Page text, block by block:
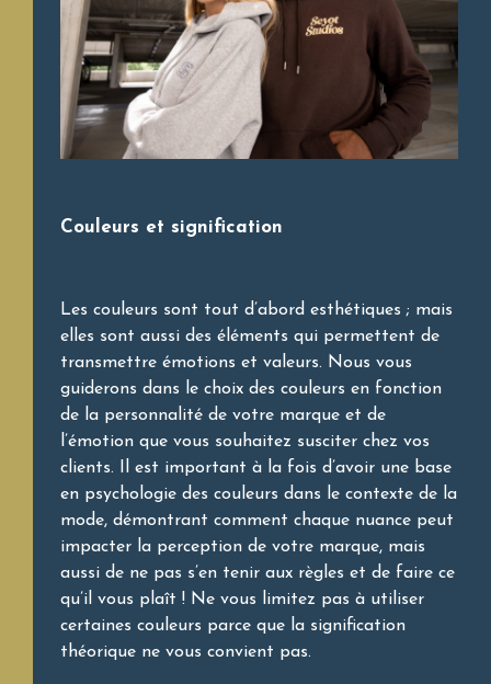
Couleurs et signification
Les couleurs sont tout d’abord esthétiques ; mais
elles sont aussi des éléments qui permettent de
transmettre émotions et valeurs. Nous vous
guiderons dans le choix des couleurs en fonction
de la personnalité de votre marque et de
l’émotion que vous souhaitez susciter chez vos
clients. Il est important à la fois d’avoir une base
en psychologie des couleurs dans le contexte de la
mode, démontrant comment chaque nuance peut
impacter la perception de votre marque, mais
aussi de ne pas s’en tenir aux règles et de faire ce
qu’il vous plaît ! Ne vous limitez pas à utiliser
certaines couleurs parce que la signification
théorique ne vous convient pas.